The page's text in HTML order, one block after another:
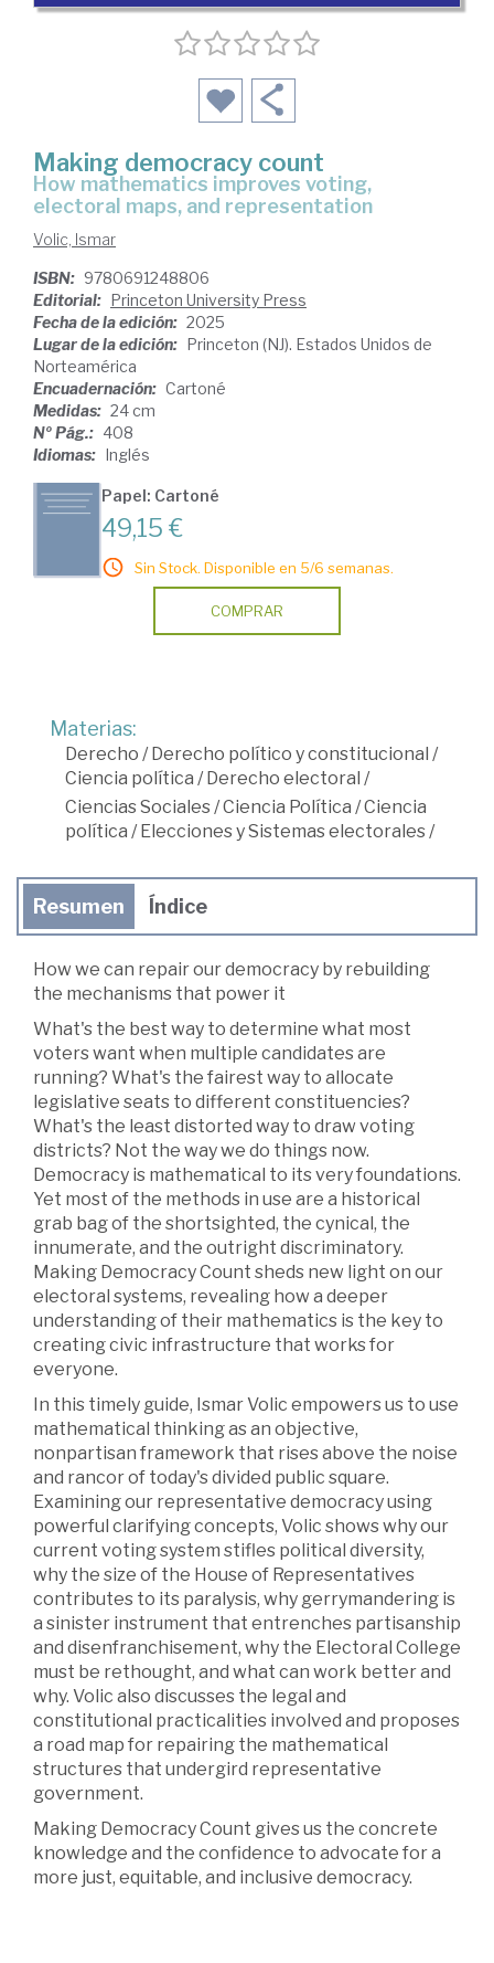
Making democracy count
how mathematics improves voting,
electoral maps, and representation
Volic, Ismar
ISBN: 9780691248806
Editorial: Princeton University Press
Fecha de la edición: 2025
Lugar de la edición: Princeton (NJ). Estados Unidos de
Norteamérica
Encuadernación: Cartoné
Medidas: 24 cm
Nº Pág.: 408
Idiomas: Inglés
Papel: Cartoné
49,15 €
Sin Stock. Disponible en 5/6 semanas.
COMPRAR
Materias:
Derecho / Derecho político y constitucional /
Ciencia política / Derecho electoral /
Ciencias Sociales/Ciencia Política /Ciencia
política / Elecciones y Sistemas electorales/
Resumen Índice
How we can repair our democracy by rebuilding
the mechanisms that power it
What's the best way to determine what most
voters want when multiple candidates are
running? What's the fairest way to allocate
legislative seats to different constituencies?
What's the least distorted way to draw voting
districts? Not the way we do things now.
Democracy is mathematical to its very foundations.
Yet most of the methods in use are a historical
grab bag of the shortsighted, the cynical, the
innumerate, and the outright discriminatory.
Making Democracy Count sheds new light on our
electoral systems, revealing how a deeper
understanding of their mathematics is the key to
creating civic infrastructure that works for
everyone.
In this timely guide, Ismar Volic empowers us to use
mathematical thinking as an objective,
nonpartisan framework that rises above the noise
and rancor of today's divided public square.
Examining our representative democracy using
powerful clarifying concepts, Volic shows why our
current voting system stifles political diversity,
why the size of the House of Representatives
contributes to its paralysis, why gerrymandering is
a sinister instrument that entrenches partisanship
and disenfranchisement, why the Electoral College
must be rethought, and what can work better and
why. Volic also discusses the legal and
constitutional practicalities involved and proposes
a road map for repairing the mathematical
structures that undergird representative
government.
Making Democracy Count gives us the concrete
knowledge and the confidence to advocate for a
more just, equitable, and inclusive democracy.